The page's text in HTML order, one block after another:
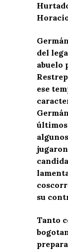
del
abuelo
ese
últimos
su
Tanto